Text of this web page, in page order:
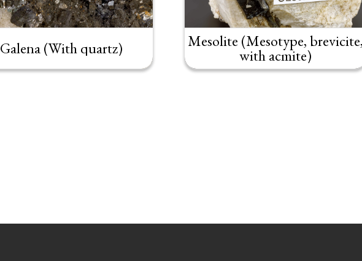
Galena (With quartz) Mesolite (Mesotype,
with acmite)